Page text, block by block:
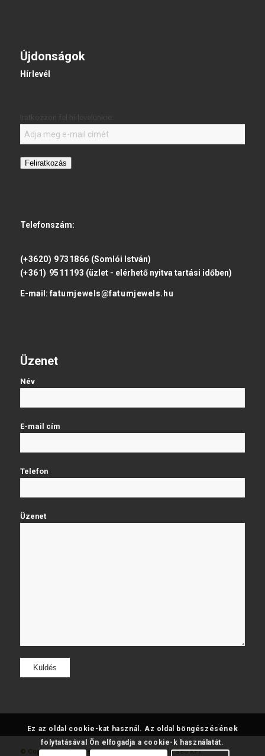
Újdonságok
Hírlevél
Feliratkozás
Telefonszám:
(+3620) 9731866 (Somlói István)
(+361) 9511193 (üzlet - elérhető nyitva tartási időben)
E-mail: fatumjewels@fatumjewels.hu
Üzenet
Név
E-mail cím
Telefon
Üzenet
© Copyright - FatumjewelsKészítette: Web and Seo KFT.
Ez az oldal cookie-kat használ. Az oldal böngészésének
folytatásával Ön elfogadja a cookie-k használatát.